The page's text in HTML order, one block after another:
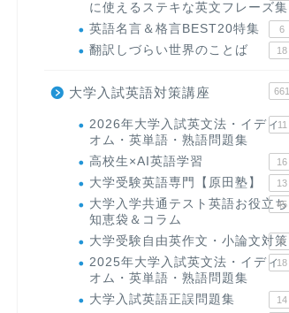
に使えるステキな英文フレーズ集
英語名言＆格言BEST20特集 6
翻訳しづらい世界のことば 18
大学入試英語対策講座 661
2026年大学入試英文法・イディ
オム・英単語・熟語問題集
11
高校生×AI英語学習 16
大学受験英語専門【原田塾】 13
大学入学共通テスト英語お役立ち
知恵袋＆コラム
45
大学受験自由英作文・小論文対策
8
2025年大学入試英文法・イディ
オム・英単語・熟語問題集
18
大学入試英語正誤問題集 14